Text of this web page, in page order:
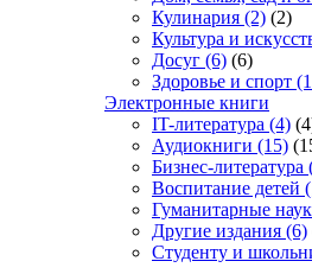
Кулинария (2) (2)
Культура и
Досуг (6) (6)
Здоровье и спорт
Электронные книги
IT-литература (4)
Аудиокниги (15)
Бизнес-литература
Воспитание детей
Гуманитарные
Другие издания (6)
Студенту и